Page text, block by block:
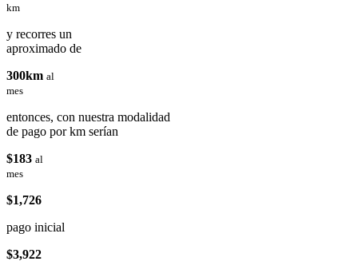
km
y recorres un
aproximado de
300km al
mes
entonces, con nuestra modalidad
de pago por km serían
$183 al
mes
$1,726
pago inicial
$3,922